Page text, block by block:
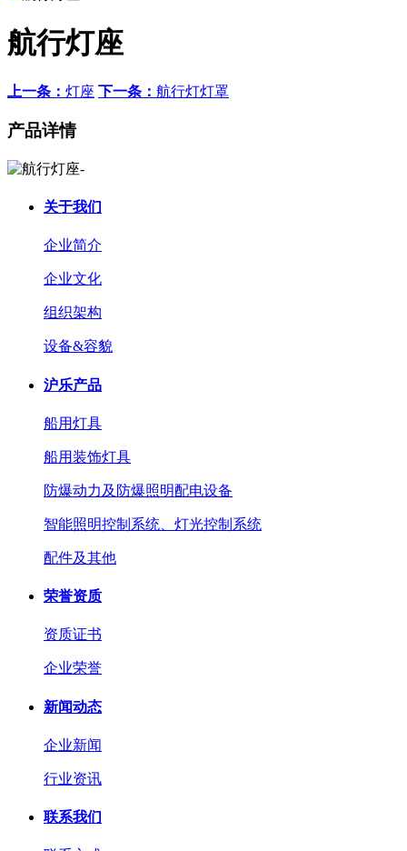
航行灯座
上一条： 灯座 下一条： 航行灯灯罩
产品详情
关于我们
企业简介
企业文化
组织架构
设备&容貌
沪乐产品
船用灯具
船用装饰灯具
防爆动力及防爆照明配电设备
智能照明控制系统、灯光控制系统
配件及其他
荣誉资质
资质证书
企业荣誉
新闻动态
企业新闻
行业资讯
联系我们